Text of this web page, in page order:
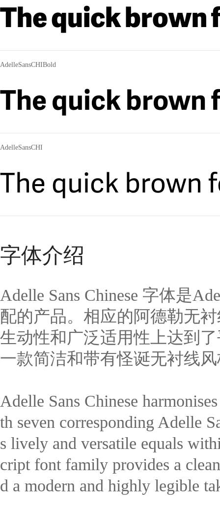
The quick brown
AdelleSansCHIBold
The quick brown
AdelleSansCHI
The quick brown
字体介绍
Adelle Sans Chinese 字体是
配的产品。相应的阿德勒无
生动性和广泛适用性上达到了
一款简洁和带有怪诞无衬线
Adelle Sans Chinese
th seven corresponding Adelle
s lively and versatile equals
cript font family provides a
d a modern and highly legible